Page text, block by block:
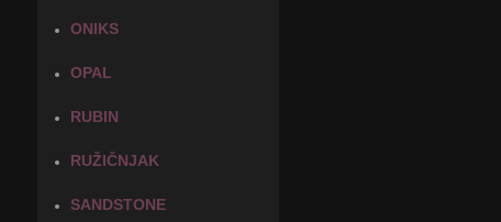
ONIKS
OPAL
RUBIN
RUŽIČNJAK
SANDSTONE